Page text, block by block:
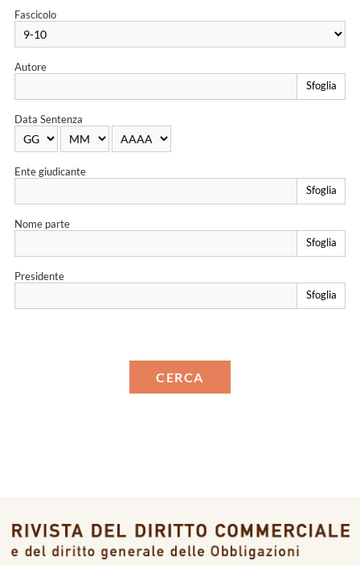
Fascicolo
Autore
Sfoglia
Data Sentenza
Ente giudicante
Sfoglia
Nome parte
Sfoglia
Presidente
Sfoglia